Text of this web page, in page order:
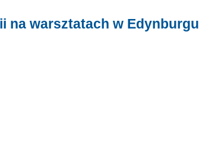
na warsztatach w Edynburgu